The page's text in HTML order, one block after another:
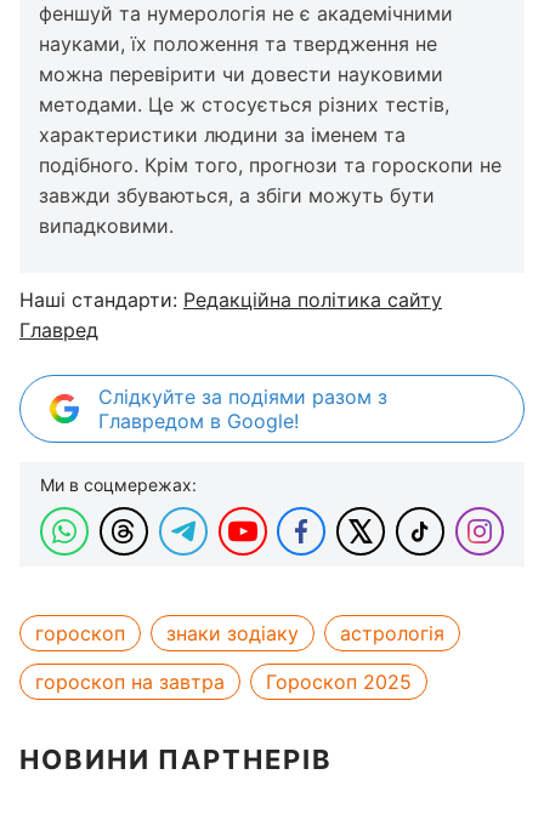
феншуй та нумерологія не є академічними
науками, їх положення та твердження не
можна перевірити чи довести науковими
методами. Це ж стосується різних тестів,
характеристики людини за іменем та
подібного. Крім того, прогнози та гороскопи не
завжди збуваються, а збіги можуть бути
випадковими.
Наші стандарти: Редакційна політика сайту
Главред
Слідкуйте за подіями разом з
Главредом в Google!
Ми в соцмережах:
гороскоп знаки зодіаку
астрологія
гороскоп на завтра
Гороскоп 2025
НОВИНИ ПАРТНЕРІВ